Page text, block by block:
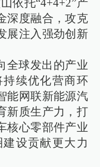
依托“4+4+2”产
深度融合，攻克
展注入强劲创新
全球发出的产业
续优化营商环
能网联新能源汽
新质生产力，打
核心零部件产业
设贡献更大力